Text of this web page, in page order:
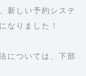
新しい予約システ
なりました！
については、下部